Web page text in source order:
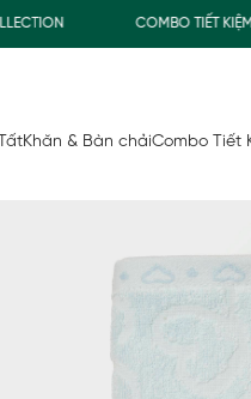
COMBO TIẾT KIỆM
Khăn & Bàn chảiCombo Tiết